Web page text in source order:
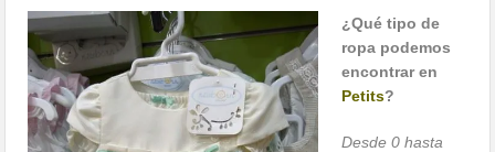
¿Qué tipo de
ropa podemos
encontrar en
Petits?
Desde 0 hasta